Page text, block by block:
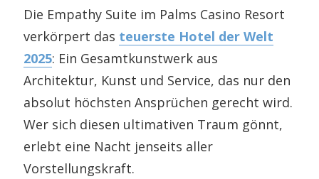
Die Empathy Suite im Palms Casino Resort
verkörpert das teuerste Hotel der Welt
2025: Ein Gesamtkunstwerk aus
Architektur, Kunst und Service, das nur den
absolut höchsten Ansprüchen gerecht wird.
Wer sich diesen ultimativen Traum gönnt,
erlebt eine Nacht jenseits aller
Vorstellungskraft.